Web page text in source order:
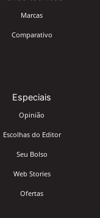
Marcas
Comparativo
Especiais
Opinião
Escolhas do Editor
Seu Bolso
Web Stories
Ofertas